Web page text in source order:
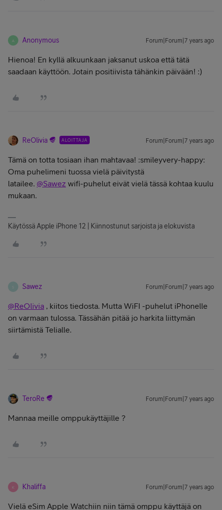
A Anonymous Forum|Forum|7 years ago
Hienoa! En kyllä alkuunkaan jaksanut uskoa että tätä
saadaan käyttöön. Jotain positiivista tähänkin päivään! :)
ReOlivia ALOITTAJA Forum|Forum|7 years ago
Tämä on totta tosiaan ihan mahtavaa! :smileyvery-happy:
Oma puhelimeni tuossa vielä päivitystä
latailee. @Sawez wifi-puhelut eivät vielä tässä kohtaa kuulu
mukaan.
Käytössä Apple iPhone 12 | Kiinnostunut sarjoista ja elokuvista
Sawez Forum|Forum|7 years ago
@ReOlivia , kiitos tiedosta. Mutta WiFI -puhelut iPhonelle
on varmaan tulossa. Tässähän pitää jo harkita liittymän
siirtämistä Telialle.
TeroRe Forum|Forum|7 years ago
Mannaa meille omppukäyttäjille ?
K Khaliffa Forum|Forum|7 years ago
Vielä eSim Apple Watchiin niin tämä omppu käyttäjä on